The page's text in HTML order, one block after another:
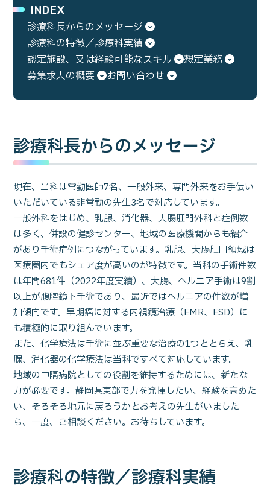
INDEX
診療科長からのメッセージ
診療科の特徴／診療科実績
認定施設、又は経験可能なスキル
想定業務
募集求人の概要
お問い合わせ
診療科長からのメッセージ
現在、当科は常勤医師7名、一般外来、専門外来をお手伝い
いただいている非常勤の先生3名で対応しています。
一般外科をはじめ、乳腺、消化器、大腸肛門外科と症例数
は多く、併設の健診センター、地域の医療機関からも紹介
があり手術症例につながっています。乳腺、大腸肛門領域は
医療圏内でもシェア度が高いのが特徴です。当科の手術件数
は年間681件（2022年度実績）、大腸、ヘルニア手術は9割
以上が腹腔鏡下手術であり、最近ではヘルニアの件数が増
加傾向です。早期癌に対する内視鏡治療（EMR、ESD）に
も積極的に取り組んでいます。
また、化学療法は手術に並ぶ重要な治療の1つととらえ、乳
腺、消化器の化学療法は当科ですべて対応しています。
地域の中隔病院としての役割を維持するためには、新たな
力が必要です。静岡県東部で力を発揮したい、経験を高めた
い、そろそろ地元に戻ろうかとお考えの先生がいました
ら、一度、ご相談ください。お待ちしています。
診療科の特徴／診療科実績